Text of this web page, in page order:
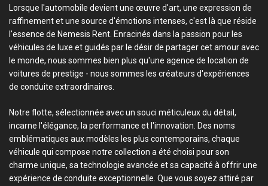
Lorsque l'automobile devient une œuvre d'art, une expression de
raffinement et une source d'émotions intenses, c'est là que réside
l'essence de Nemesis Rent. Enracinés dans la passion pour les
véhicules de luxe et guidés par le désir de partager cet amour avec
le monde, nous sommes bien plus qu'une agence de location de
voitures de prestige - nous sommes les créateurs d'expériences
de conduite extraordinaires.
Notre flotte, sélectionnée avec un souci méticuleux du détail,
incarne l'élégance, la performance et l'innovation. Des noms
emblématiques aux modèles les plus contemporains, chaque
véhicule qui compose notre collection a été choisi pour son
charme unique, sa technologie avancée et sa capacité à offrir une
expérience de conduite exceptionnelle. Que vous soyez attiré par